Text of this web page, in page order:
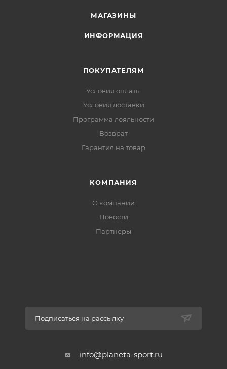
МАГАЗИНЫ
ИНФОРМАЦИЯ
ПОКУПАТЕЛЯМ
Условия оплаты
Условия доставки
Программа лояльности
Возврат
Гарантия на товар
КОМПАНИЯ
О компании
Новости
Партнеры
Подписаться на рассылку
info@planeta-sport.ru